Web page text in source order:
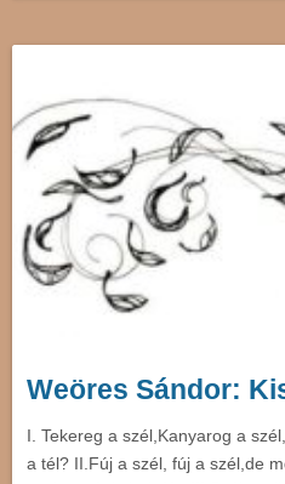
Weöres Sándor:
I. Tekereg a szél,Kanyarog a
a tél? II.Fúj a szél, fúj a szél,de